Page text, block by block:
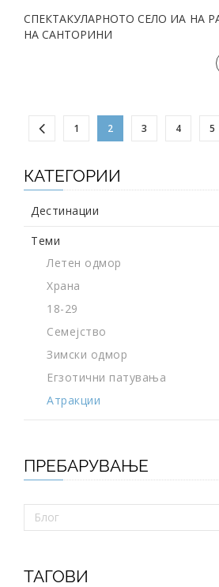
СПЕКТАКУЛАРНОТО СЕЛО ИА НА
НА САНТОРИНИ
1 2 3 4 5
КАТЕГОРИИ
Дестинации
Теми
Летен одмор
Храна
18-29
Семејство
Зимски одмор
Егзотични патувања
Атракции
ПРЕБАРУВАЊЕ
ТАГОВИ